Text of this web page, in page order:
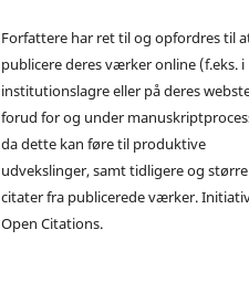
Forfattere har ret til og opfordres til
publicere deres værker online (f.eks. i
institutionslagre eller på deres
forud for og under
da dette kan føre til produktive
udvekslinger, samt tidligere og større
citater fra publicerede værker.
Open Citations.